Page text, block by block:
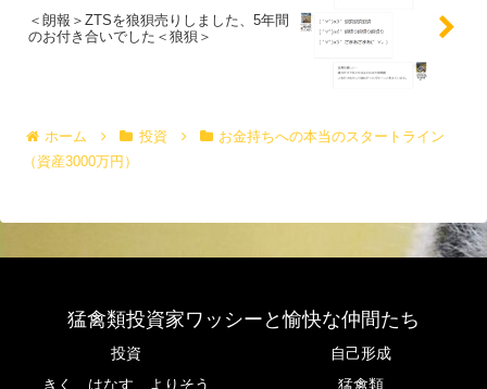
＜朗報＞ZTSを狼狽売りしました、5年間
のお付き合いでした＜狼狽＞
ホーム 投資
お金持ちへの本当のスタートライン
（資産3000万円）
猛禽類投資家ワッシーと愉快な仲間たち
投資
自己形成
きく、はなす、よりそう
猛禽類